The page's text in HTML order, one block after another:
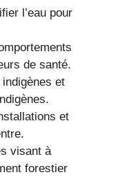
l’eau pour
de santé.
et
et
visant à
forestier